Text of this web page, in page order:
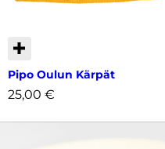
Pipo Oulun Kärpät
25,00 €